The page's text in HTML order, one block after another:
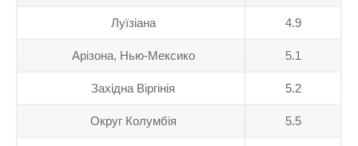
Луїзіана 4.9
Арізона, Нью-Мексико 5.1
Західна Віргінія 5.2
Округ Колумбія 5.5